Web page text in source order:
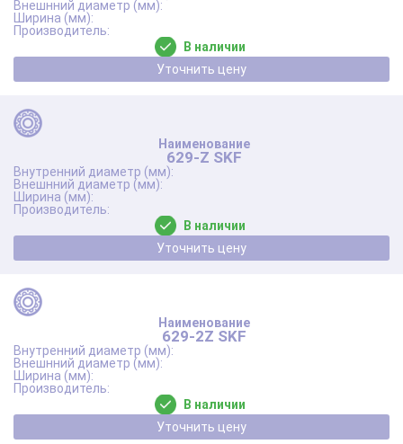
В наличии
Уточнить цену
629-Z SKF
В наличии
Уточнить цену
629-2Z SKF
В наличии
Уточнить цену